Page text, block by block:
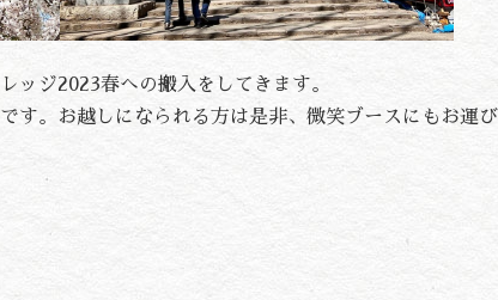
ジ2023春への搬入をしてきます。
す。お越しになられる方は是非、微笑ブースにもお運び